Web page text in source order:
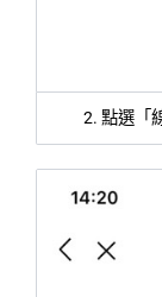
2. 點選「